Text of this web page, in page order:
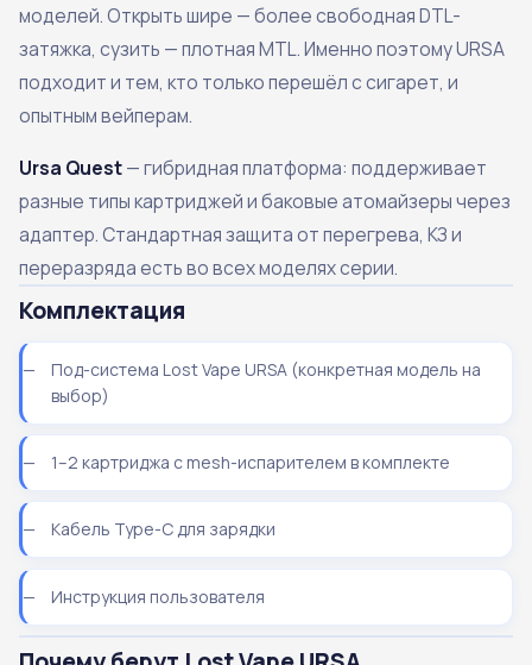
моделей. Открыть шире — более свободная DTL-
затяжка, сузить — плотная MTL. Именно поэтому URSA
подходит и тем, кто только перешёл с сигарет, и
опытным вейперам.
Ursa Quest— гибридная платформа: поддерживает
разные типы картриджей и баковые атомайзеры через
адаптер. Стандартная защита от перегрева, КЗ и
переразряда есть во всех моделях серии.
Комплектация
Под-система Lost Vape URSA (конкретная модель на
выбор)
1–2 картриджа с mesh-испарителем в комплекте
Кабель Type-C для зарядки
Инструкция пользователя